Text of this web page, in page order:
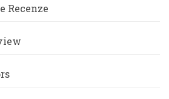
Recenze